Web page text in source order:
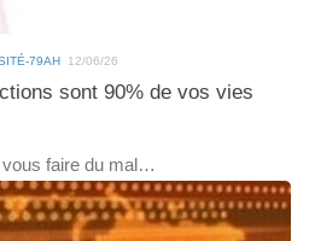
79AH 12/06/26
sont 90% de vos vies
vous faire du mal…